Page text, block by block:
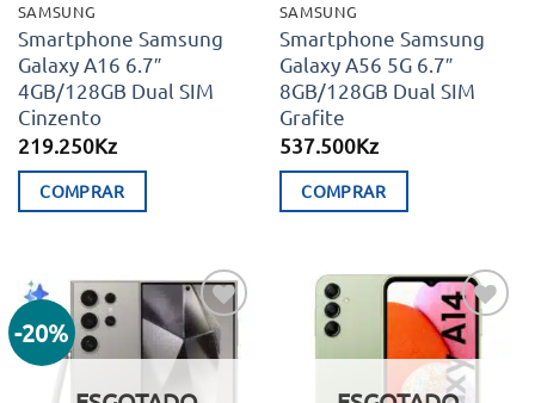
SAMSUNG
Smartphone Samsung
Galaxy A16 6.7″
4GB/128GB Dual SIM
Cinzento
219.250Kz
COMPRAR
SAMSUNG
Smartphone Samsung
Galaxy A56 5G 6.7″
8GB/128GB Dual SIM
Grafite
537.500Kz
COMPRAR
-20%
Adicionar
aos meus
Adicionar
aos meus
desejos